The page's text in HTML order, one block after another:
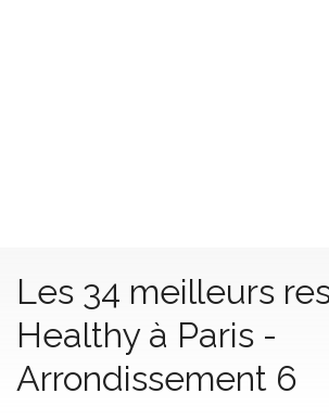
Les 34 meilleurs
Healthy à Paris -
Arrondissement 6